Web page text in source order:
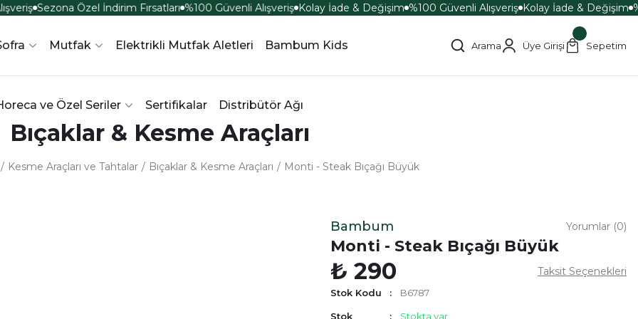
Sezona Özel İndirim Fırsatları %100 Güvenli Alışveriş Kolay İade & Değişim %100 Güvenli Alışveriş Kolay İade & Değişim
Mutfak Elektrikli Mutfak Aletleri Bambum Kids
ve Özel Seriler Sertifikalar Distribütör Ağı
Arama Üye Girişi Sepetim
Bıçaklar & Kesme Araçları
Kesme Araçları ve Tahtalar Bıçaklar & Kesme Araçları Monti - Steak Bıçağı Büyük
Bambum Yorumlar (0)
Monti - Steak Bıçağı Büyük
₺ 290 Taksit Seçenekleri
Stok Kodu B6787
Stok
Stokta var